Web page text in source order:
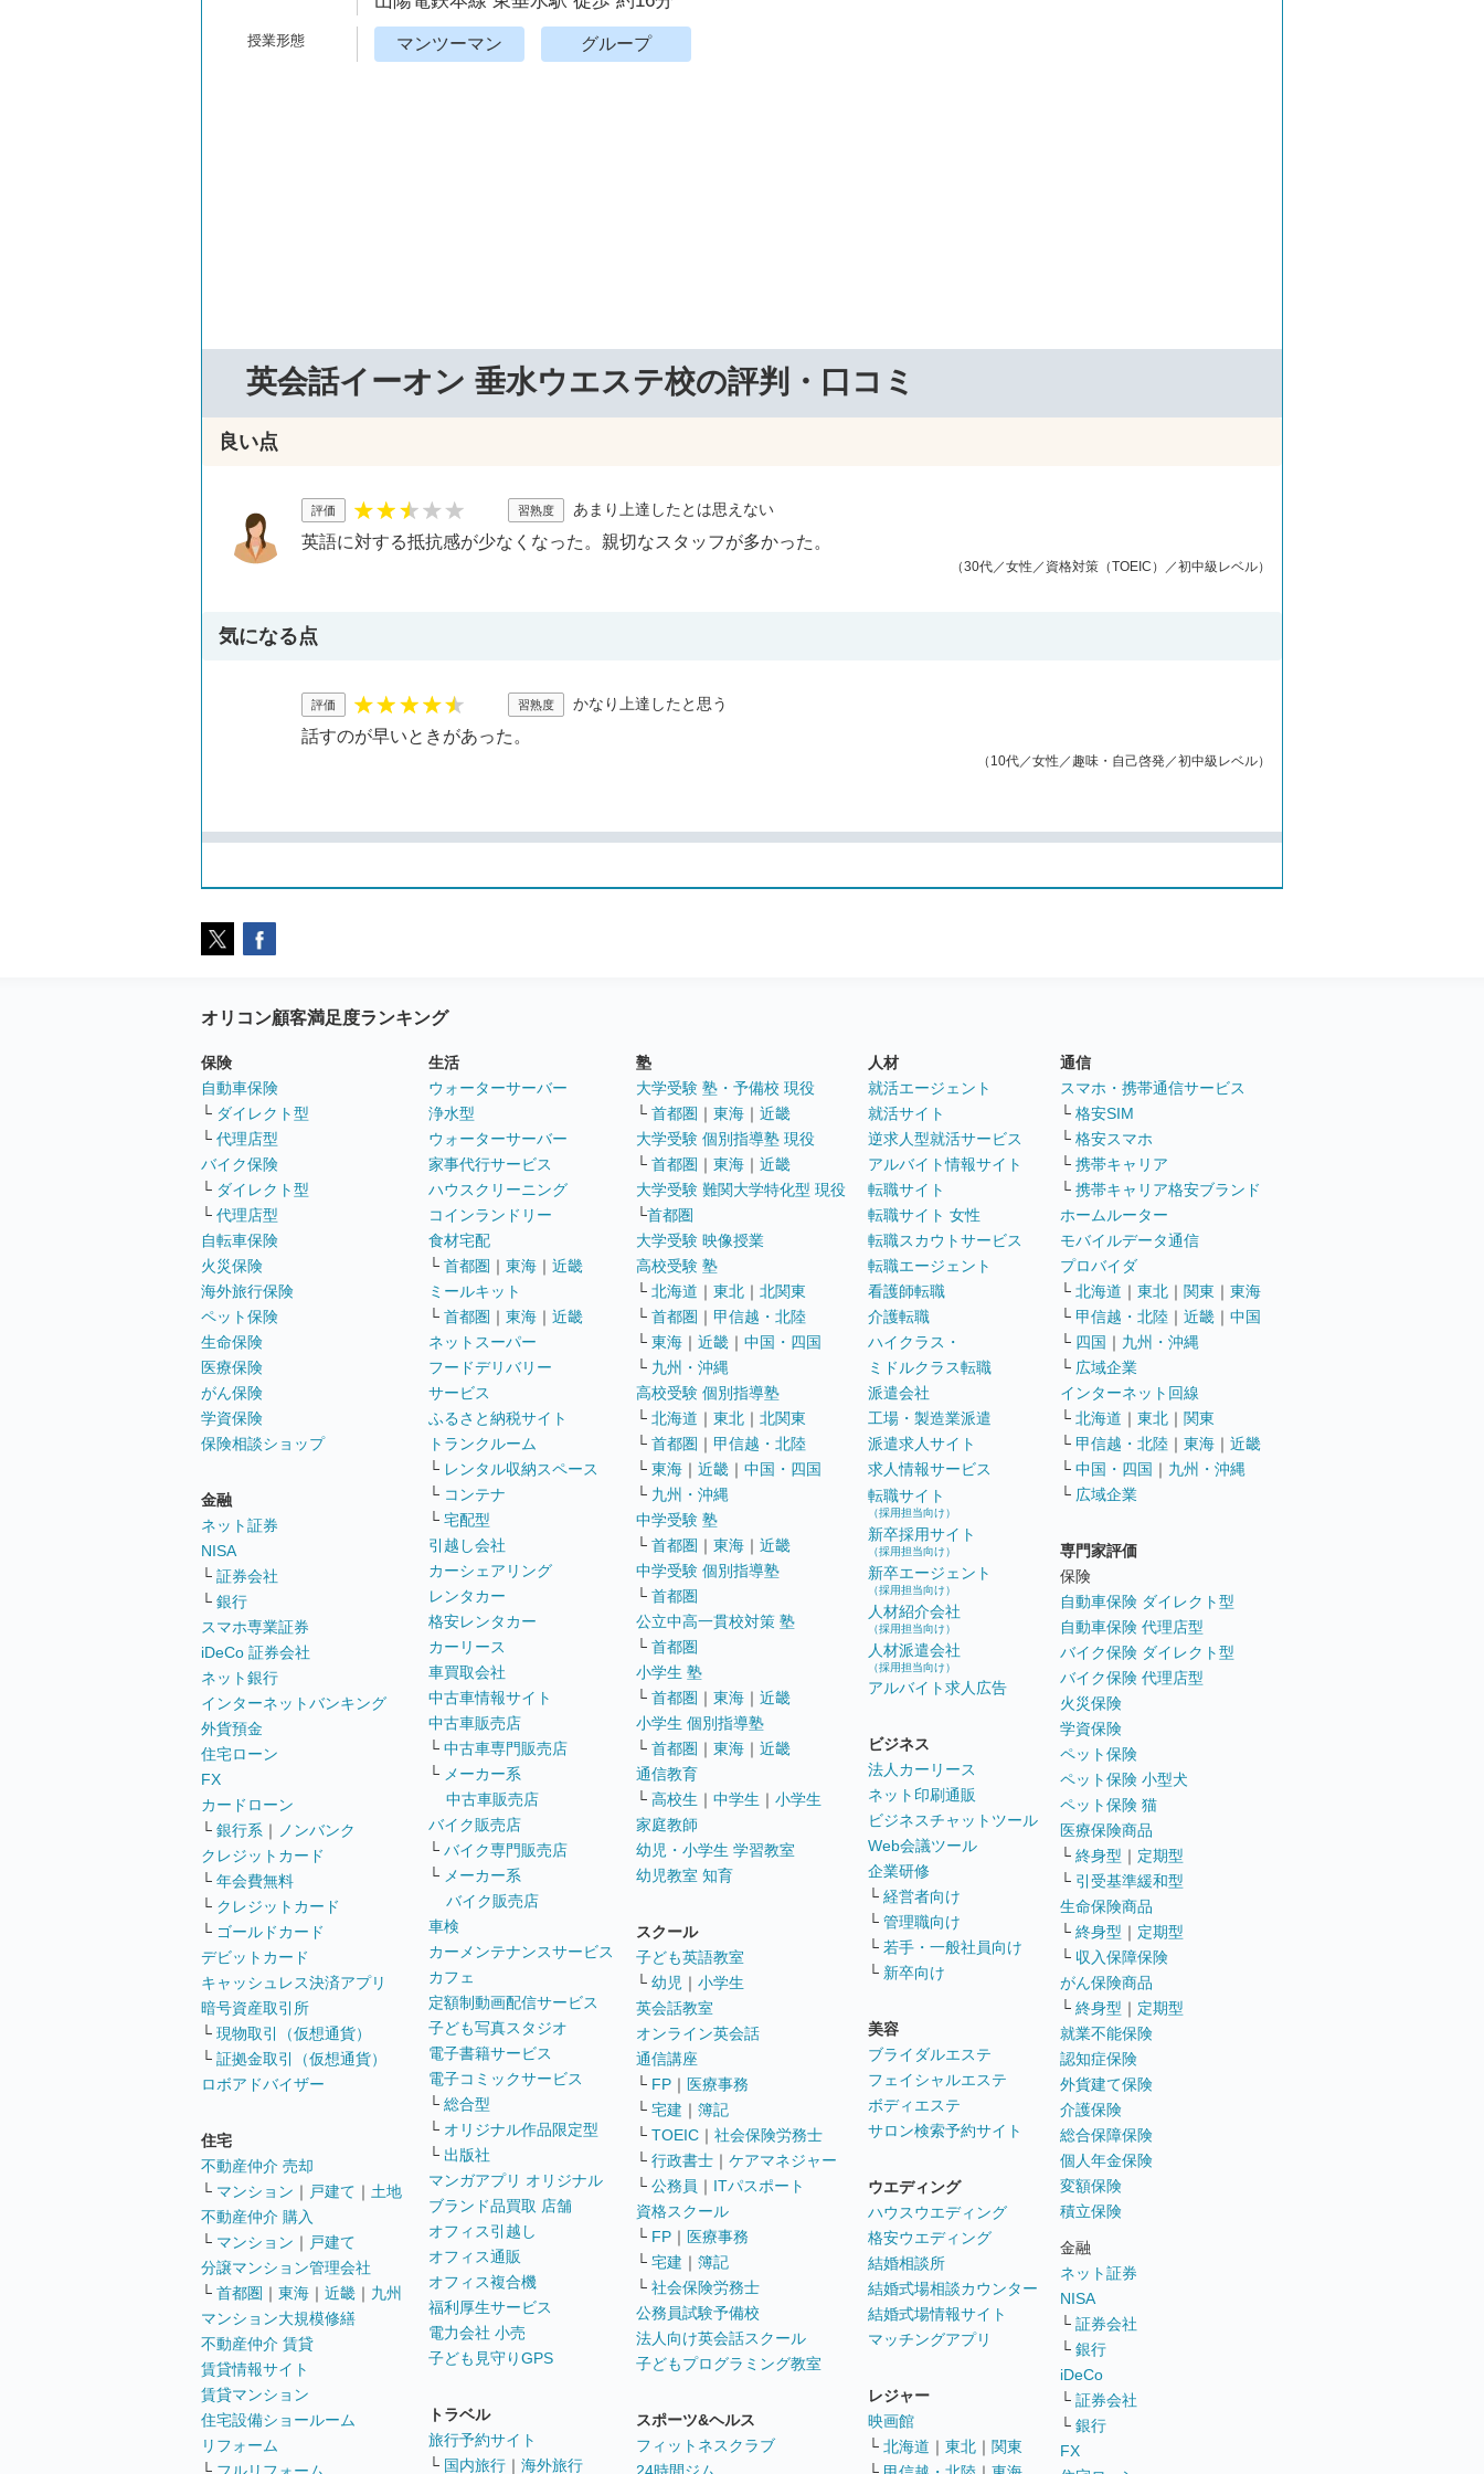
マンツーマン グループ
英会話イーオン 垂水ウエステ校の評判・口コミ
良い点
評価 習熟度 あまり上達したとは思えない
英語に対する抵抗感が少なくなった。親切なスタッフが多かった。
（30代／女性／資格対策（TOEIC）／初中級レベル）
気になる点
評価 習熟度 かなり上達したと思う
話すのが早いときがあった。
（10代／女性／趣味・自己啓発／初中級レベル）
オリコン顧客満足度ランキング
保険
自動車保険
└ ダイレクト型
└ 代理店型
バイク保険
└ ダイレクト型
└ 代理店型
自転車保険
火災保険
海外旅行保険
ペット保険
生命保険
医療保険
がん保険
学資保険
保険相談ショップ
金融
ネット証券
NISA
└ 証券会社
└ 銀行
スマホ専業証券
iDeCo 証券会社
ネット銀行
インターネットバンキング
外貨預金
住宅ローン
FX
カードローン
└ 銀行系 ｜
ノンバンク
クレジットカード
└ 年会費無料
└ クレジットカード
└ ゴールドカード
デビットカード
キャッシュレス決済アプリ
暗号資産取引所
└ 現物取引（仮想通貨）
└ 証拠金取引（仮想通貨）
ロボアドバイザー
住宅
不動産仲介 売却
└ マンション ｜ 戸建て ｜ 土地
不動産仲介 購入
└ マンション ｜ 戸建て
分譲マンション管理会社
└ 首都圏 ｜ 東海 ｜ 近畿 ｜ 九州
マンション大規模修繕
不動産仲介 賃貸
賃貸情報サイト
賃貸マンション
住宅設備ショールーム
リフォーム
生活
ウォーターサーバー
浄水型
ウォーターサーバー
家事代行サービス
ハウスクリーニング
コインランドリー
食材宅配
└ 首都圏 ｜ 東海 ｜ 近畿
ミールキット
└ 首都圏 ｜ 東海 ｜ 近畿
ネットスーパー
フードデリバリー
サービス
ふるさと納税サイト
トランクルーム
└ レンタル収納スペース
└ コンテナ
└ 宅配型
引越し会社
カーシェアリング
レンタカー
格安レンタカー
カーリース
車買取会社
中古車情報サイト
中古車販売店
└ 中古車専門販売店
└ メーカー系
中古車販売店
バイク販売店
└ バイク専門販売店
└ メーカー系
バイク販売店
車検
カーメンテナンスサービス
カフェ
定額制動画配信サービス
子ども写真スタジオ
電子書籍サービス
電子コミックサービス
└ 総合型
└ オリジナル作品限定型
└ 出版社
マンガアプリ オリジナル
ブランド品買取 店舗
オフィス引越し
オフィス通販
オフィス複合機
福利厚生サービス
電力会社 小売
子ども見守りGPS
トラベル
旅行予約サイト
└ 国内旅行 ｜ 海外旅行
塾
大学受験 塾・予備校 現役
└ 首都圏 ｜ 東海 ｜ 近畿
大学受験 個別指導塾 現役
└ 首都圏 ｜ 東海 ｜ 近畿
大学受験 難関大学特化型 現役
└首都圏
大学受験 映像授業
高校受験 塾
└ 北海道 ｜ 東北 ｜ 北関東
└ 首都圏 ｜ 甲信越・北陸
└ 東海 ｜ 近畿 ｜ 中国・四国
└ 九州・沖縄
高校受験 個別指導塾
└ 北海道 ｜ 東北 ｜ 北関東
└ 首都圏 ｜ 甲信越・北陸
└ 東海 ｜ 近畿 ｜ 中国・四国
└ 九州・沖縄
中学受験 塾
└ 首都圏 ｜ 東海 ｜ 近畿
中学受験 個別指導塾
└ 首都圏
公立中高一貫校対策 塾
└ 首都圏
小学生 塾
└ 首都圏 ｜ 東海 ｜ 近畿
小学生 個別指導塾
└ 首都圏 ｜ 東海 ｜ 近畿
通信教育
└ 高校生 ｜ 中学生 ｜ 小学生
家庭教師
幼児・小学生 学習教室
幼児教室 知育
スクール
子ども英語教室
└ 幼児 ｜ 小学生
英会話教室
オンライン英会話
通信講座
└ FP ｜ 医療事務
└ 宅建 ｜ 簿記
└ TOEIC ｜ 社会保険労務士
└ 行政書士 ｜ ケアマネジャー
└ 公務員 ｜ ITパスポート
資格スクール
└ FP ｜ 医療事務
└ 宅建 ｜ 簿記
└ 社会保険労務士
公務員試験予備校
法人向け英会話スクール
子どもプログラミング教室
スポーツ&ヘルス
フィットネスクラブ
人材
就活エージェント
就活サイト
逆求人型就活サービス
アルバイト情報サイト
転職サイト
転職サイト 女性
転職スカウトサービス
転職エージェント
看護師転職
介護転職
ハイクラス・
ミドルクラス転職
派遣会社
工場・製造業派遣
派遣求人サイト
求人情報サービス
転職サイト
（採用担当向け）
新卒採用サイト
（採用担当向け）
新卒エージェント
（採用担当向け）
人材紹介会社
（採用担当向け）
人材派遣会社
（採用担当向け）
アルバイト求人広告
ビジネス
法人カーリース
ネット印刷通販
ビジネスチャットツール
Web会議ツール
企業研修
└ 経営者向け
└ 管理職向け
└ 若手・一般社員向け
└ 新卒向け
美容
ブライダルエステ
フェイシャルエステ
ボディエステ
サロン検索予約サイト
ウエディング
ハウスウエディング
格安ウエディング
結婚相談所
結婚式場相談カウンター
結婚式場情報サイト
マッチングアプリ
レジャー
映画館
└ 北海道 ｜ 東北 ｜ 関東
通信
スマホ・携帯通信サービス
└ 格安SIM
└ 格安スマホ
└ 携帯キャリア
└ 携帯キャリア格安ブランド
ホームルーター
モバイルデータ通信
プロバイダ
└ 北海道 ｜ 東北 ｜ 関東 ｜ 東海
└ 甲信越・北陸 ｜ 近畿 ｜ 中国
└ 四国 ｜ 九州・沖縄
└ 広域企業
インターネット回線
└ 北海道 ｜ 東北 ｜ 関東
└ 甲信越・北陸 ｜ 東海 ｜ 近畿
└ 中国・四国 ｜ 九州・沖縄
└ 広域企業
専門家評価
保険
自動車保険 ダイレクト型
自動車保険 代理店型
バイク保険 ダイレクト型
バイク保険 代理店型
火災保険
学資保険
ペット保険
ペット保険 小型犬
ペット保険 猫
医療保険商品
└ 終身型 ｜ 定期型
└ 引受基準緩和型
生命保険商品
└ 終身型 ｜ 定期型
└ 収入保障保険
がん保険商品
└ 終身型 ｜ 定期型
就業不能保険
認知症保険
外貨建て保険
介護保険
総合保障保険
個人年金保険
変額保険
積立保険
金融
ネット証券
NISA
└ 証券会社
└ 銀行
iDeCo
└ 証券会社
└ 銀行
FX